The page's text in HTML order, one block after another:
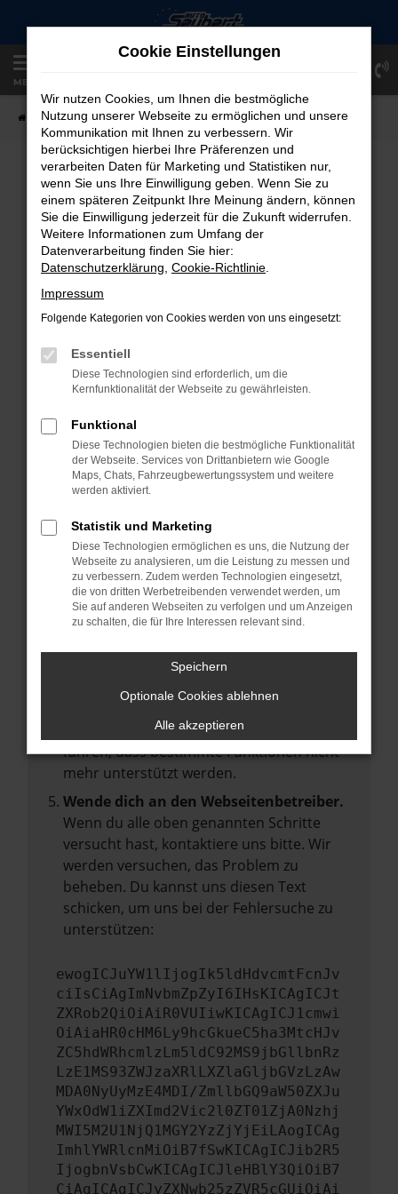
Zum
springen
MENÜ
Startseite Fahrzeugangebote Fahrzeug-Showroom
FAHRZEUG-SHOWROOM
FEHLER: NETWORK ERROR
Beim Laden ist ein Fehler aufgetreten.
Hier sind ein paar Tipps, die dir helfen können:
Überprüfe deine Firewall und deine
Internetverbindung.
Laden andere Webseiten, zum Beispiel
Prüfe deine Browsererweiterungen.
Manche Erweiterungen, wie Werbeblocker,
können das Laden bestimmter Seiten
anderen Browser oder in einem privaten
Fenster?
Starte dein Gerät neu.
Das kann manchmal helfen,
vorübergehende Probleme zu beheben.
Betriebssystem auf dem neuesten Stand
Veraltete Software birgt nicht nur ein
Sicherheitsrisiko, sondern kann auch dazu
führen, dass bestimmte Funktionen nicht
mehr unterstützt werden.
Wende dich an den Webseitenbetreiber.
Wenn du alle oben genannten Schritte
versucht hast, kontaktiere uns bitte. Wir
werden versuchen, das Problem zu
beheben. Du kannst uns diesen Text
schicken, um uns bei der Fehlersuche zu
unterstützen:
ewogICJuYW1lIjogIk5ldHdvcmtFcnJv
ciIsCiAgImNvbmZpZyI6IHsKICAgICJt
ZXRob2QiOiAiR0VUIiwKICAgICJ1cmwi
OiAiaHR0cHM6Ly9hcGkueC5ha3MtcHJv
ZC5hdWRhcmlzLm5ldC92MS9jbGllbnRz
LzE1MS93ZWJzaXRlLXZlaGljbGVzLzAw
MDA0NyUyMzE4MDI/ZmllbGQ9aW50ZXJu
YWxOdW1iZXImd2Vic2l0ZT01ZjA0Nzhj
MWI5M2U1NjQ1MGY2YzZjYjEiLAogICAg
ImhlYWRlcnMiOiB7fSwKICAgICJib2R5
IjogbnVsbCwKICAgICJleHBlY3QiOiB7
CiAgICAgICJyZXNwb25zZVR5cGUiOiAi
Cookie Einstellungen
Wir nutzen Cookies, um Ihnen die bestmögliche
Nutzung unserer Webseite zu ermöglichen und unsere
Kommunikation mit Ihnen zu verbessern. Wir
berücksichtigen hierbei Ihre Präferenzen und
verarbeiten Daten für Marketing und Statistiken nur,
wenn Sie uns Ihre Einwilligung geben. Wenn Sie zu
einem späteren Zeitpunkt Ihre Meinung ändern, können
Sie die Einwilligung jederzeit für die Zukunft widerrufen.
Weitere Informationen zum Umfang der
Datenverarbeitung finden Sie hier:
Datenschutzerklärung Cookie-Richtlinie
Impressum
Folgende Kategorien von Cookies werden von uns eingesetzt:
Essentiell
Diese Technologien sind erforderlich, um die
Kernfunktionalität der Webseite zu gewährleisten.
Funktional
Diese Technologien bieten die bestmögliche Funktionalität
der Webseite. Services von Drittanbietern wie Google
Maps, Chats, Fahrzeugbewertungssystem und weitere
werden aktiviert.
Statistik und Marketing
Diese Technologien ermöglichen es uns, die Nutzung der
Webseite zu analysieren, um die Leistung zu messen und
zu verbessern. Zudem werden Technologien eingesetzt,
die von dritten Werbetreibenden verwendet werden, um
Sie auf anderen Webseiten zu verfolgen und um Anzeigen
zu schalten, die für Ihre Interessen relevant sind.
Speichern
Optionale Cookies ablehnen
Alle akzeptieren